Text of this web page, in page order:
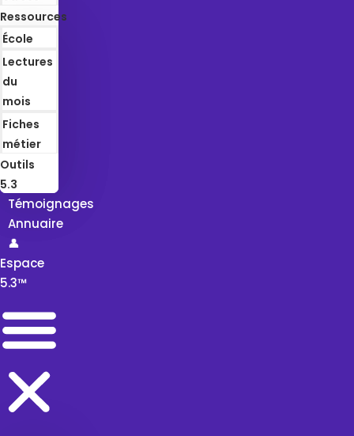
Ressources
École
Lectures
du
mois
Fiches
métier
Outils
5.3
Témoignages
Annuaire
👤
Espace
5.3™